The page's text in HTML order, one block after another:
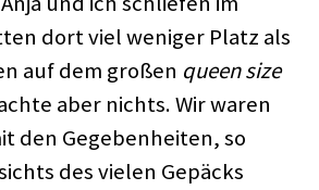
dort viel weniger Platz als
auf dem großen queen size
aber nichts. Wir waren
den Gegebenheiten, so
des vielen Gepäcks